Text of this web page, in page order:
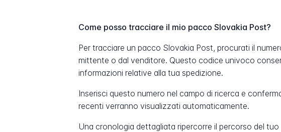
Come posso tracciare il mio pacco Slovakia Post?
Per tracciare un pacco Slovakia Post, procurati il
mittente o dal venditore. Questo codice univoco
informazioni relative alla tua spedizione.
Inserisci questo numero nel campo di ricerca e
recenti verranno visualizzati automaticamente.
Una cronologia dettagliata ripercorre il percorso del